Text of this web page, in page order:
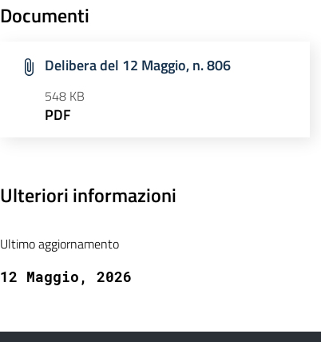
Documenti
Delibera del 12 Maggio, n. 806
548 KB
PDF
Ulteriori informazioni
Ultimo aggiornamento
12 Maggio, 2026